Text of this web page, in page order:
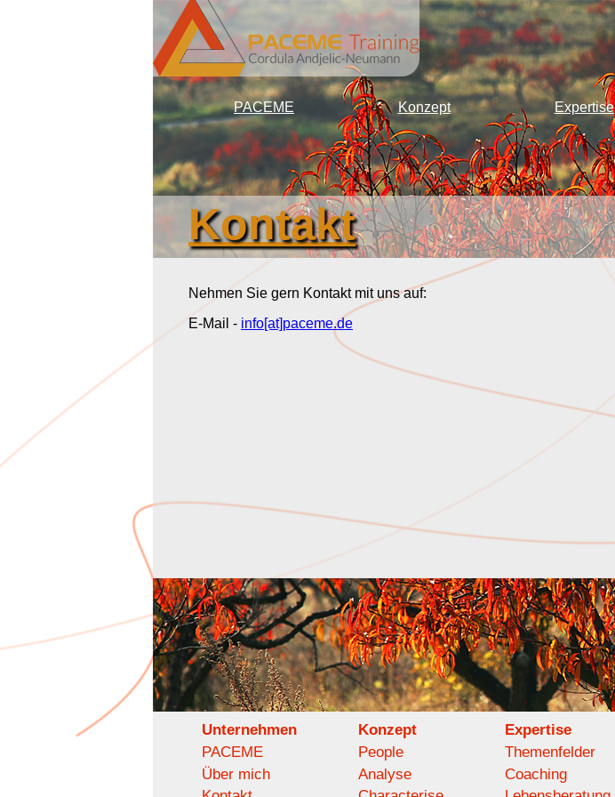
PACEME Konzept Expertise
Kontakt
Nehmen Sie gern Kontakt mit uns auf:
E-Mail - info[at]paceme.de
Unternehmen
PACEME
Über mich
Konzept
People
Analyse
Expertise
Themenfelder
Coaching